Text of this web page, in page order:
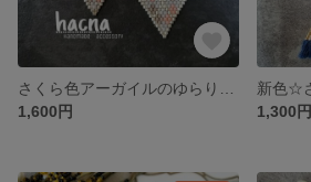
1,600円
1,300円